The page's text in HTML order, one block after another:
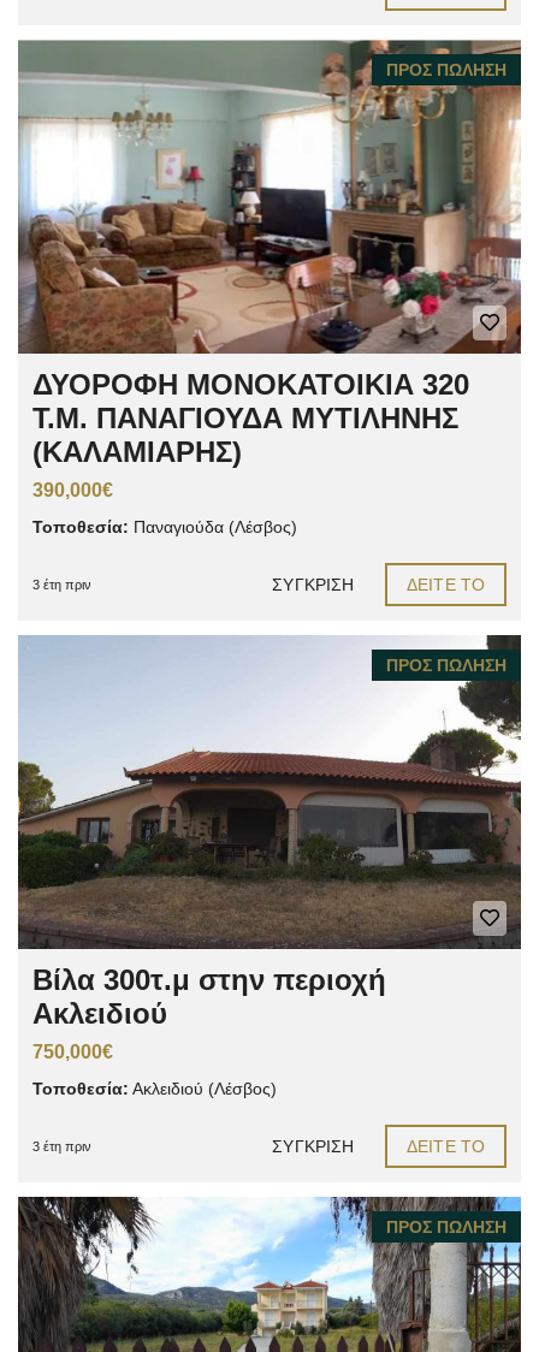
ΠΡΟΣ ΠΏΛΗΣΗ
ΔΥΟΡΟΦΗ ΜΟΝΟΚΑΤΟΙΚΙΑ 320
Τ.Μ. ΠΑΝΑΓΙΟΥΔΑ ΜΥΤΙΛΗΝΗΣ
(ΚΑΛΑΜΙΑΡΗΣ)
390,000€
Τοποθεσία: Παναγιούδα (Λέσβος)
3 έτη πριν ΣΎΓΚΡΙΣΗ ΔΕΊΤΕ ΤΟ
ΠΡΟΣ ΠΏΛΗΣΗ
Βίλα 300τ.μ στην περιοχή
Ακλειδιού
750,000€
Τοποθεσία: Ακλειδιού (Λέσβος)
3 έτη πριν ΣΎΓΚΡΙΣΗ ΔΕΊΤΕ ΤΟ
ΠΡΟΣ ΠΏΛΗΣΗ